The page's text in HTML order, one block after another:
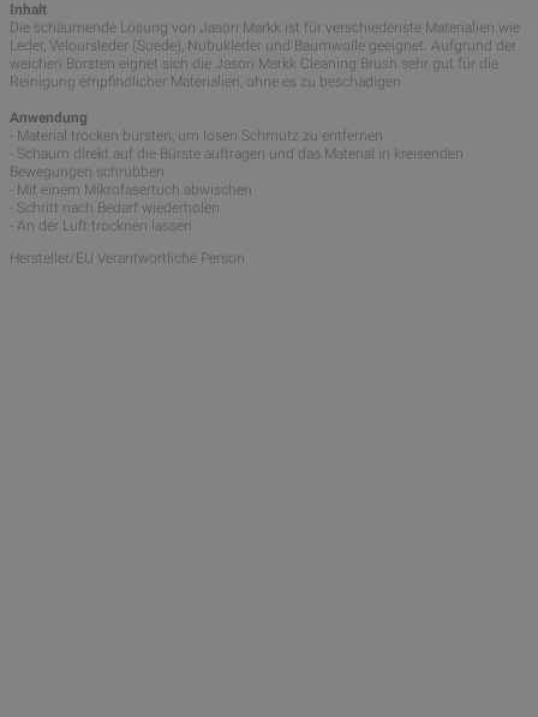
Inhalt
Die schäumende Lösung von Jason Markk ist für verschiedenste Materialien wie
Leder, Veloursleder (Suede), Nubukleder und Baumwolle geeignet. Aufgrund der
weichen Borsten eignet sich die Jason Markk Cleaning Brush sehr gut für die
Reinigung empfindlicher Materialien, ohne es zu beschädigen
Anwendung
- Material trocken bürsten, um losen Schmutz zu entfernen
- Schaum direkt auf die Bürste auftragen und das Material in kreisenden
Bewegungen schrubben
- Mit einem Mikrofasertuch abwischen
- Schritt nach Bedarf wiederholen
- An der Luft trocknen lassen
Hersteller/EU Verantwortliche Person